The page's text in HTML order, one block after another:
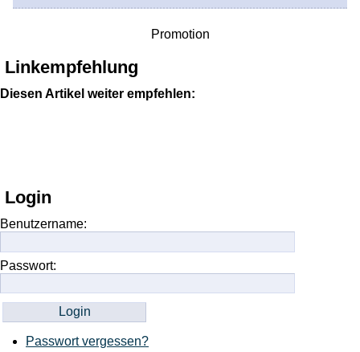
Promotion
Linkempfehlung
Diesen Artikel weiter empfehlen:
Login
Benutzername:
Passwort:
Passwort vergessen?